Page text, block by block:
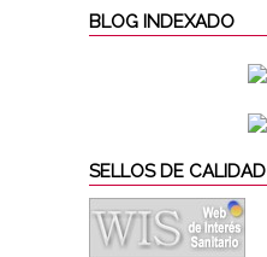
BLOG INDEXADO
SELLOS DE CALIDAD